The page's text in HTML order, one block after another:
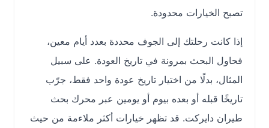
تصبح الخيارات محدودة.
إذا كانت رحلتك إلى الجوف محددة بعدد أيام معين،
فحاول البحث بمرونة في تاريخ العودة. على سبيل
المثال، بدلًا من اختيار تاريخ عودة واحد فقط، جرّب
تاريخًا قبله أو بعده بيوم أو يومين عبر محرك بحث
طيران دايركت. قد تظهر خيارات أكثر ملاءمة من حيث